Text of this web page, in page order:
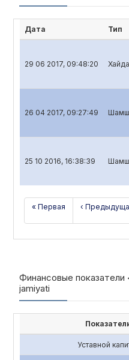
Дата Тип
29 06 2017, 09:48:20
26 04 2017, 09:27:49
25 10 2016, 16:38:39
« Первая ‹
Финансовые
jamiyati
Уставной